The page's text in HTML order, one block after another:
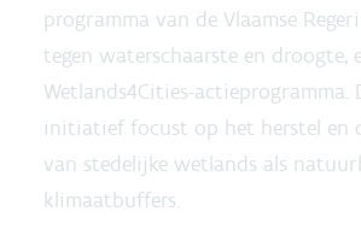
programma van de Vlaamse
tegen waterschaarste en droogte,
Wetlands4Cities-actieprogramma.
initiatief focust op het herstel en
van stedelijke wetlands als
klimaatbuffers.